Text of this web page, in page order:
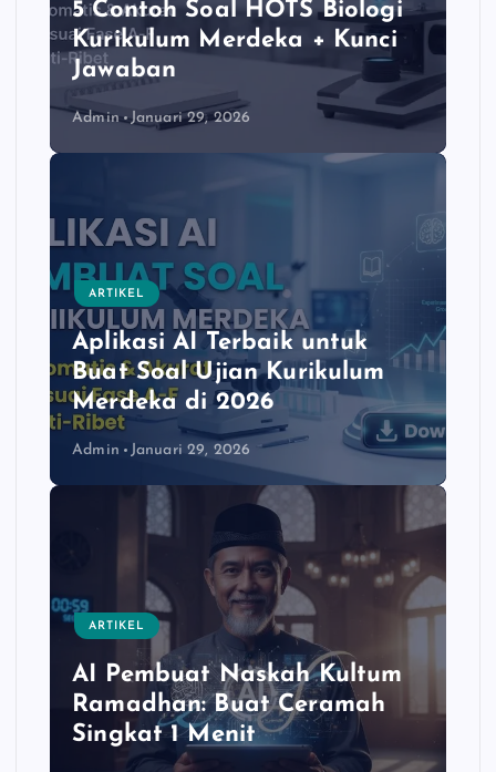
5 Contoh Soal HOTS Biologi
Kurikulum Merdeka + Kunci
Jawaban
Admin Januari 29, 2026
ARTIKEL
Aplikasi AI Terbaik untuk
Buat Soal Ujian Kurikulum
Merdeka di 2026
Admin Januari 29, 2026
ARTIKEL
AI Pembuat Naskah Kultum
Ramadhan: Buat Ceramah
Singkat 1 Menit